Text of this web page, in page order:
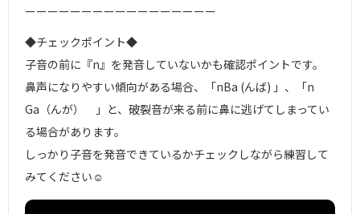
ーーーーーーーーーーーーーーーーー
◆チェックポイント◆
子音の前に『n』を発音していないかも確認ポイントです。
鼻声になりやすい傾向がある場合、「nBa (んば) 」、「n
Ga（んが） 」と、破裂音が来る前に鼻に逃げてしまってい
る場合があります。
しっかり子音を発音できているかチェックしながら練習して
みてください☺︎